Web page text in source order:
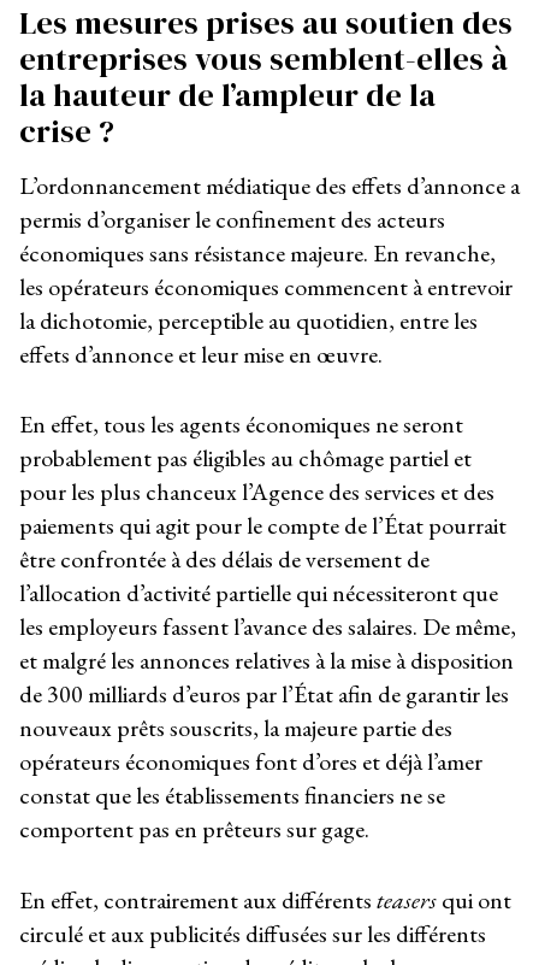
Les mesures prises au soutien des
entreprises vous semblent-elles à
la hauteur de l’ampleur de la
crise ?
L’ordonnancement médiatique des effets d’annonce a
permis d’organiser le confinement des acteurs
économiques sans résistance majeure. En revanche,
les opérateurs économiques commencent à entrevoir
la dichotomie, perceptible au quotidien, entre les
effets d’annonce et leur mise en œuvre.
En effet, tous les agents économiques ne seront
probablement pas éligibles au chômage partiel et
pour les plus chanceux l’Agence des services et des
paiements qui agit pour le compte de l’État pourrait
être confrontée à des délais de versement de
l’allocation d’activité partielle qui nécessiteront que
les employeurs fassent l’avance des salaires. De même,
et malgré les annonces relatives à la mise à disposition
de 300 milliards d’euros par l’État afin de garantir les
nouveaux prêts souscrits, la majeure partie des
opérateurs économiques font d’ores et déjà l’amer
constat que les établissements financiers ne se
comportent pas en prêteurs sur gage.
En effet, contrairement aux différentsteasersqui ont
circulé et aux publicités diffusées sur les différents